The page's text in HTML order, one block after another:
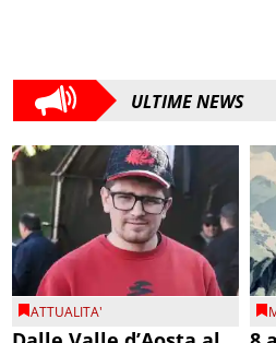
ULTIME NEWS
ATTUALITA'